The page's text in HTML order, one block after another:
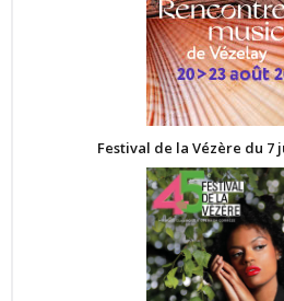
Festival de la Vézère du 7